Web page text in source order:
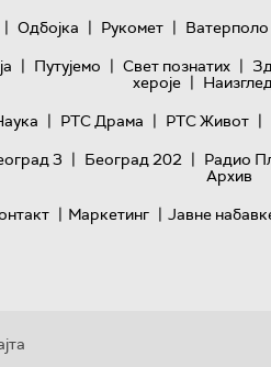
| Одбојка | Рукомет | Ватерполо
| Путујемо | Свет познатих |
хероје |
| РТС Драма | РТС Живот |
3 | Београд 202 | Радио
Архив
| Маркетинг | Јавне